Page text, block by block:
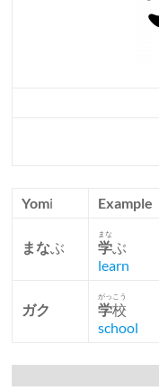
Yomi Example
まなぶ 学
まな
ぶ
learn
ガク 学校
がっこう
school